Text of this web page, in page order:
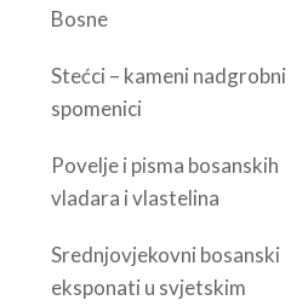
Bosne
Stećci – kameni nadgrobni
spomenici
Povelje i pisma bosanskih
vladara i vlastelina
Srednjovjekovni bosanski
eksponati u svjetskim